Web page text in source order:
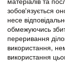
зобов'язується
несе
обмежуючись
переривання
використання,
використання